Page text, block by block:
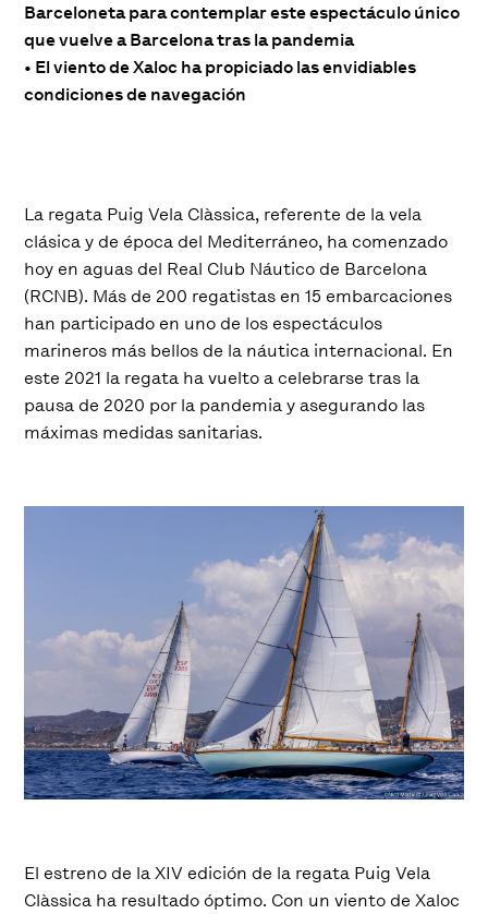
Barceloneta para contemplar este espectáculo único
que vuelve a Barcelona tras la pandemia
• El viento de Xaloc ha propiciado las envidiables
condiciones de navegación
La regata Puig Vela Clàssica, referente de la vela
clásica y de época del Mediterráneo, ha comenzado
hoy en aguas del Real Club Náutico de Barcelona
(RCNB). Más de 200 regatistas en 15 embarcaciones
han participado en uno de los espectáculos
marineros más bellos de la náutica internacional. En
este 2021 la regata ha vuelto a celebrarse tras la
pausa de 2020 por la pandemia y asegurando las
máximas medidas sanitarias.
El estreno de la XIV edición de la regata Puig Vela
Clàssica ha resultado óptimo. Con un viento de Xaloc